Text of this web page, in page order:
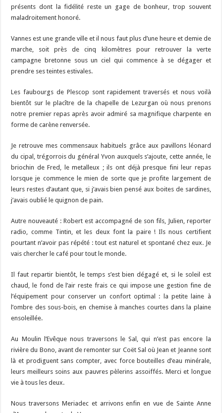
présents dont la fidélité reste un gage de bonheur, trop souvent
maladroitement honoré.
Vannes est une grande ville et il nous faut plus d’une heure et demie de
marche, soit près de cinq kilomètres pour retrouver la verte
campagne bretonne sous un ciel qui commence à se dégager et
prendre ses teintes estivales.
Les faubourgs de Plescop sont rapidement traversés et nous voilà
bientôt sur le placître de la chapelle de Lezurgan où nous prenons
notre premier repas après avoir admiré sa magnifique charpente en
forme de carène renversée.
Je retrouve mes commensaux habituels grâce aux pavillons léonard
du cipal, trégorrois du général Yvon auxquels s’ajoute, cette année, le
briochin de Fred, le metalleux ; ils ont déjà presque fini leur repas
lorsque je commence le mien de sorte que je profite largement de
leurs restes d’autant que, si j’avais bien pensé aux boites de sardines,
j’avais oublié le quignon de pain.
Autre nouveauté : Robert est accompagné de son fils, Julien, reporter
radio, comme Tintin, et les deux font la paire ! Ils nous certifient
pourtant n’avoir pas répété : tout est naturel et spontané chez eux. Je
vais chercher le café pour tout le monde.
Il faut repartir bientôt, le temps s’est bien dégagé et, si le soleil est
chaud, le fond de l’air reste frais ce qui impose une gestion fine de
l’équipement pour conserver un confort optimal : la petite laine à
l’ombre des sous-bois, en chemise à manches courtes dans la plaine
ensoleillée.
Au Moulin l’Evêque nous traversons le Sal, qui n’est pas encore la
rivière du Bono, avant de remonter sur Coët Sal où Jean et Jeanne sont
là et prodiguent sans compter, avec force bouteilles d’eau minérale,
leurs meilleurs soins aux pauvres pèlerins assoiffés. Merci et longue
vie à tous les deux.
Nous traversons Meriadec et arrivons enfin en vue de Sainte Anne